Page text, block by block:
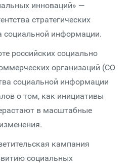
инноваций» —
стратегических
социальной информации.
российских социально
организаций (СО
социальной информации
о том, как инициативы
в масштабные
кампания
социальных